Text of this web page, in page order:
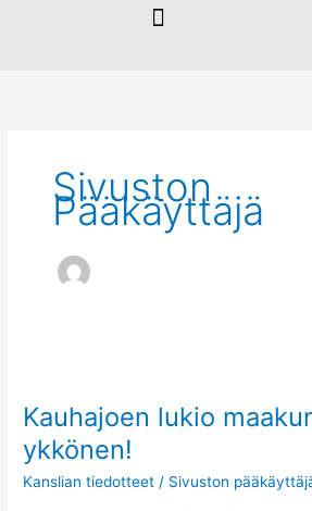
Sivuston
Pääkäyttäjä
Kauhajoen lukio
ykkönen!
Kanslian tiedotteet / Sivuston
maakunnan
ykkönen!